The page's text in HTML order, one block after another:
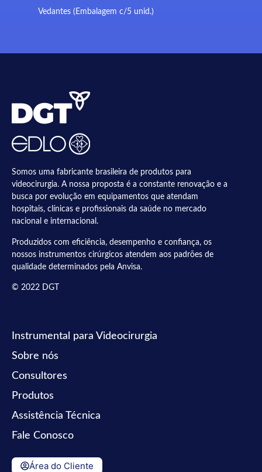
Vedantes (Embalagem c/5 unid.)
Somos uma fabricante brasileira de produtos para
videocirurgia. A nossa proposta é a constante renovação e a
busca por evolução em equipamentos que atendam
hospitais, clínicas e profissionais da saúde no mercado
nacional e internacional.
Produzidos com eficiência, desempenho e confiança, os
nossos instrumentos cirúrgicos atendem aos padrões de
qualidade determinados pela Anvisa.
© 2022 DGT
Instrumental para Videocirurgia
Sobre nós
Consultores
Produtos
Assistência Técnica
Fale Conosco
Área do Cliente